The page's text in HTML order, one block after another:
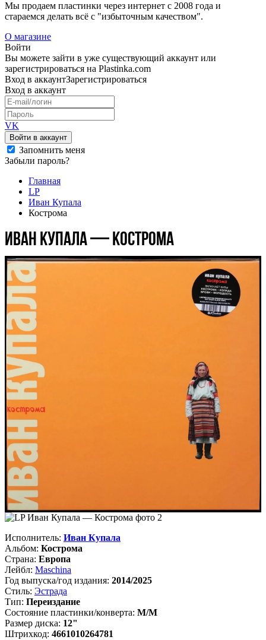
Мы продаем пластинки через интернет c 2008 года и
стараемся делать всё с "избыточным качеством".
О магазине
Войти
Вы можете зайти в уже существующий аккаунт или
зарегистрироваться на Plastinka.com
Вход в аккаунтЗарегистрироваться
Вход в аккаунт
VK
Войти в аккаунт
Запомнить меня
Забыли пароль?
Главная
LP
Иван Купала
Кострома
Иван Купала — Кострома
Исполнитель: Иван Купала
Альбом: Кострома
Страна: Европа
Лейбл: Maschina
Год выпуска/год издания: 2014/2025
Стиль: Эстрада
Тип: Переиздание
Состояние пластинки/конверта: M/M
Размер диска: 12"
Штрихкод: 4661010264781